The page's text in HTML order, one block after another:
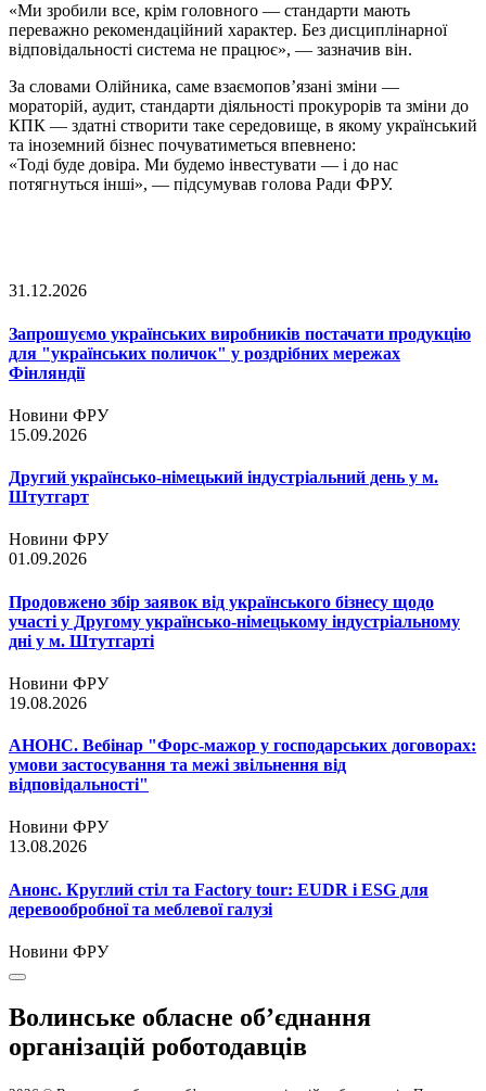
«Ми зробили все, крім головного — стандарти мають
переважно рекомендаційний характер. Без дисциплінарної
відповідальності система не працює», — зазначив він.
За словами Олійника, саме взаємопов’язані зміни —
мораторій, аудит, стандарти діяльності прокурорів та зміни до
КПК — здатні створити таке середовище, в якому український
та іноземний бізнес почуватиметься впевнено:
«Тоді буде довіра. Ми будемо інвестувати — і до нас
потягнуться інші», — підсумував голова Ради ФРУ.
31.12.2026
Запрошуємо українських виробників постачати продукцію
для "українських поличок" у роздрібних мережах
Фінляндії
Новини ФРУ
15.09.2026
Другий українсько-німецький індустріальний день у м.
Штутгарт
Новини ФРУ
01.09.2026
Продовжено збір заявок від українського бізнесу щодо
участі у Другому українсько-німецькому індустріальному
дні у м. Штутгарті
Новини ФРУ
19.08.2026
АНОНС. Вебінар "Форс-мажор у господарських договорах:
умови застосування та межі звільнення від
відповідальності"
Новини ФРУ
13.08.2026
Анонс. Круглий стіл та Factory tour: EUDR і ESG для
деревообробної та меблевої галузі
Новини ФРУ
Волинське обласне об’єднання
організацій роботодавців